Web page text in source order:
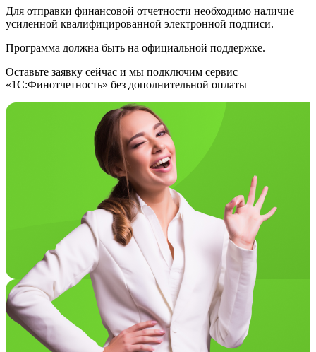
Для отправки финансовой отчетности необходимо наличие
усиленной квалифицированной электронной подписи.
Программа должна быть на официальной поддержке.
Оставьте заявку сейчас и мы подключим сервис
«1С:Финотчетность» без дополнительной оплаты